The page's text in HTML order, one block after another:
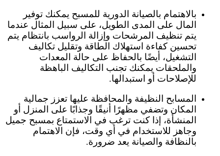
بالاهتمام بالصيانة الدورية للمسبح يمكنك توفير
المال على المدى الطويل، على سبيل المثال عندما
يتم تنظيف المرشحات وإزالة الرواسب بانتظام يتم
تحسين كفاءة استهلاك الطاقة وتقليل تكاليف
التشغيل، أيضًا بالحفاظ على حالة المعدات
والملحقات يمكنك تجنب التكاليف الباهظة
للإصلاحات أو استبدالها.
المسابح النظيفة والمحافظة عليها تعزز جمالية
المكان وتضفي مظهرًا أنيقًا وجذابًا على المنزل أو
المنشأة، إذا كنت ترغب في الاستمتاع بمسبح جميل
وجاهز للاستخدام في أي وقت، فإن الاهتمام
بالنظافة والصيانة يعد ضرورة.